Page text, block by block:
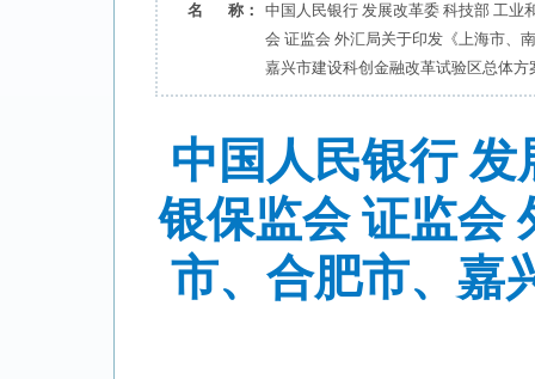
名 称：
中国人民银行 发展改革委 科技部 工业
会 证监会 外汇局关于印发《上海市、
嘉兴市建设科创金融改革试验区总体方
中国人民银行
银保监会 证监会
市、合肥市、嘉